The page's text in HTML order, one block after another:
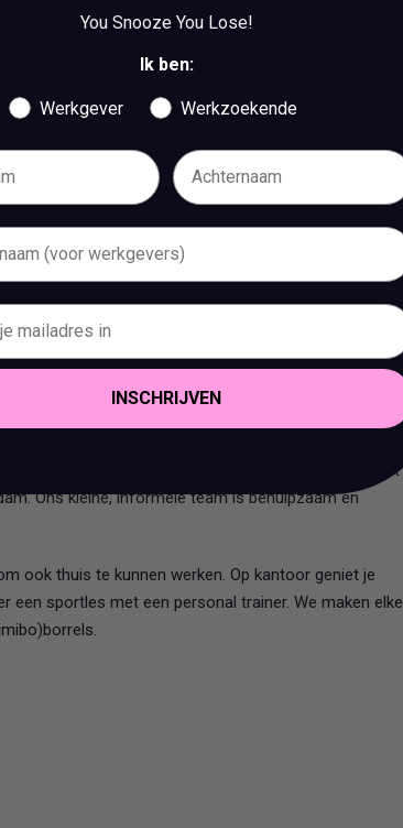
te werken. Hier groei je met ons mee!;
draagt graag creatieve oplossingen aan;
van de klant te spreken;
input en ideeën in het team;
op basis van 40 uur per week, afhankelijk van
een jong, ondernemend en snelgroeiende startup met
Ons kleine, informele team is behulpzaam en
ook thuis te kunnen werken. Op kantoor geniet je
een sportles met een personal trainer. We maken elke
You Snooze You Lose!
Ik ben:
Werkgever Werkzoekende
INSCHRIJVEN